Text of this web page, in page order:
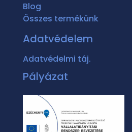
Blog
Összes termékünk
Adatvédelem
Adatvédelmi táj.
Pályázat